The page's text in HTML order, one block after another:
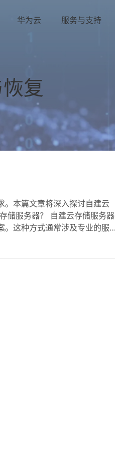
华为云 服务与支持
复
。本篇文章将深入探讨自建云
储服务器？ 自建云存储服务器
。这种方式通常涉及专业的服
自建云存储服务器的一个重